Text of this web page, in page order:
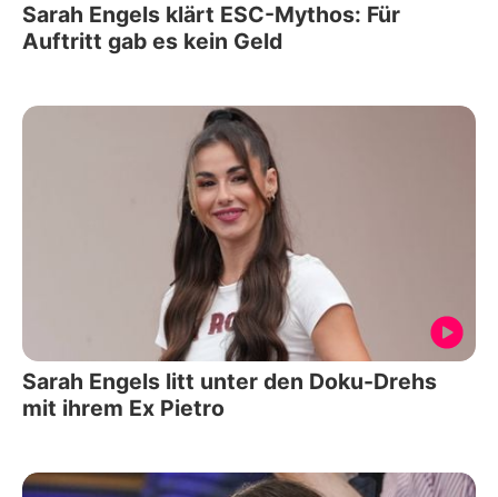
Sarah Engels klärt ESC-Mythos: Für
Auftritt gab es kein Geld
Sarah Engels litt unter den Doku-Drehs
mit ihrem Ex Pietro